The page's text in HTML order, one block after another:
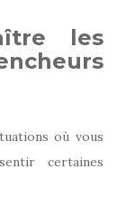
les
où vous
certaines